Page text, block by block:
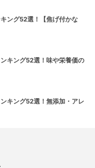
ング52選！【焦げ付かな
キング52選！味や栄養価の
キング52選！無添加・アレ